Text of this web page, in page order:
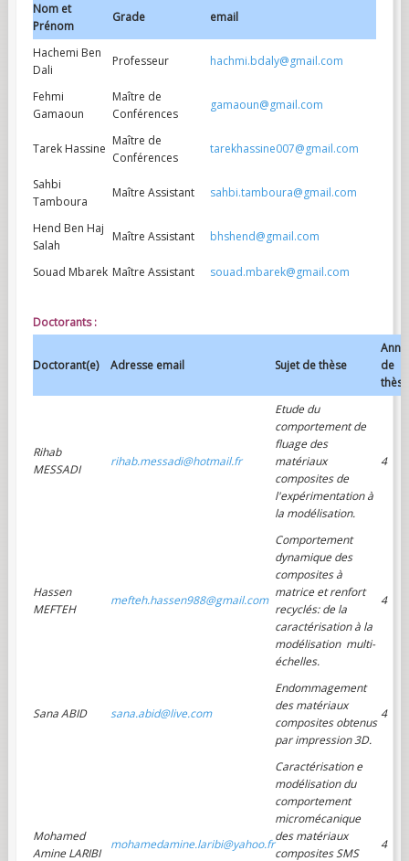
Nom et
Prénom
Grade email
Hachemi Ben
Dali
Professeur hachmi.bdaly@gmail.com
Fehmi
Gamaoun
Maître de
Conférences
gamaoun@gmail.com
Tarek Hassine
Maître de
Conférences
tarekhassine007@gmail.com
Sahbi
Tamboura
Maître Assistant sahbi.tamboura@gmail.com
Hend Ben Haj
Salah
Maître Assistant bhshend@gmail.com
Souad Mbarek Maître Assistant souad.mbarek@gmail.com
Doctorants :
Doctorant(e) Adresse email Sujet de thèse
de
thèse
Rihab
MESSADI
rihab.messadi@hotmail.fr
Etude du
comportement de
fluage des
matériaux
composites de
l'expérimentation à
la modélisation.
4
Hassen
MEFTEH
mefteh.hassen988@gmail.com
Comportement
dynamique des
composites à
matrice et renfort
recyclés: de la
caractérisation à la
modélisation multi-
échelles.
4
Sana ABID sana.abid@live.com
Endommagement
des matériaux
composites obtenus
par impression 3D.
4
Mohamed
Amine LARIBI
mohamedamine.laribi@yahoo.fr
Caractérisation e
modélisation du
comportement
micromécanique
des matériaux
composites SMS
4